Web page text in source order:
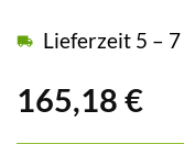
165,18 €
Lieferzeit 5 –